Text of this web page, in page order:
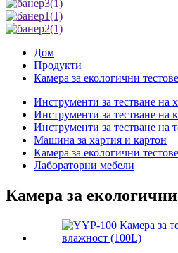
Дом
Продукти
Камера за екологични тестове
Инструменти за тестване на
Инструменти за тестване на
Инструменти за тестване на
Машина за хартия и картон
Камера за екологични тестове
Лабораторни мебели
Камера за екологични